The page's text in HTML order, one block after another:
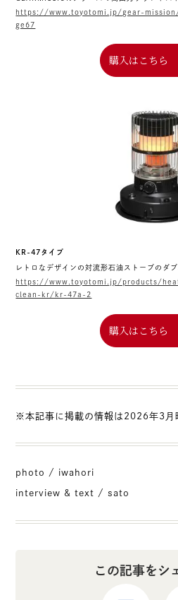
https://www.toyotomi.jp/gear-
ge67
購入はこちら
KR-47タイプ
レトロなデザインの対流形石油ストーブのダ
https://www.toyotomi.jp/products/
clean-kr/kr-47a-2
購入はこちら
※本記事に掲載の情報は2026年3月
photo / iwahori
interview & text / sato
この記事をシ